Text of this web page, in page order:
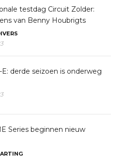
testdag Circuit Zolder:
van Benny Houbrigts
derde seizoen is onderweg
Series beginnen nieuw